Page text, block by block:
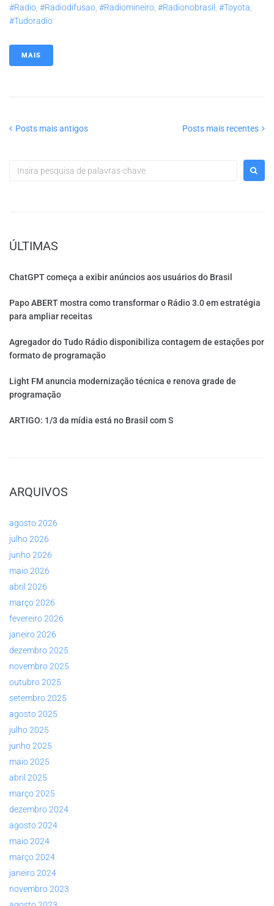
#radio, #radiodifusao, #radiomineiro, #radionobrasil , #toyota,
#tudoradio
MAIS
Posts mais antigos Posts mais recentes
ÚLTIMAS
ChatGPT começa a exibir anúncios aos usuários do Brasil
Papo ABERT mostra como transformar o Rádio 3.0 em estratégia
para ampliar receitas
Agregador do Tudo Rádio disponibiliza contagem de estações por
formato de programação
Light FM anuncia modernização técnica e renova grade de
programação
ARTIGO: 1/3 da mídia está no Brasil com S
ARQUIVOS
agosto 2026
julho 2026
junho 2026
maio 2026
abril 2026
março 2026
fevereiro 2026
janeiro 2026
dezembro 2025
novembro 2025
outubro 2025
setembro 2025
agosto 2025
julho 2025
junho 2025
maio 2025
abril 2025
março 2025
dezembro 2024
agosto 2024
maio 2024
março 2024
janeiro 2024
novembro 2023